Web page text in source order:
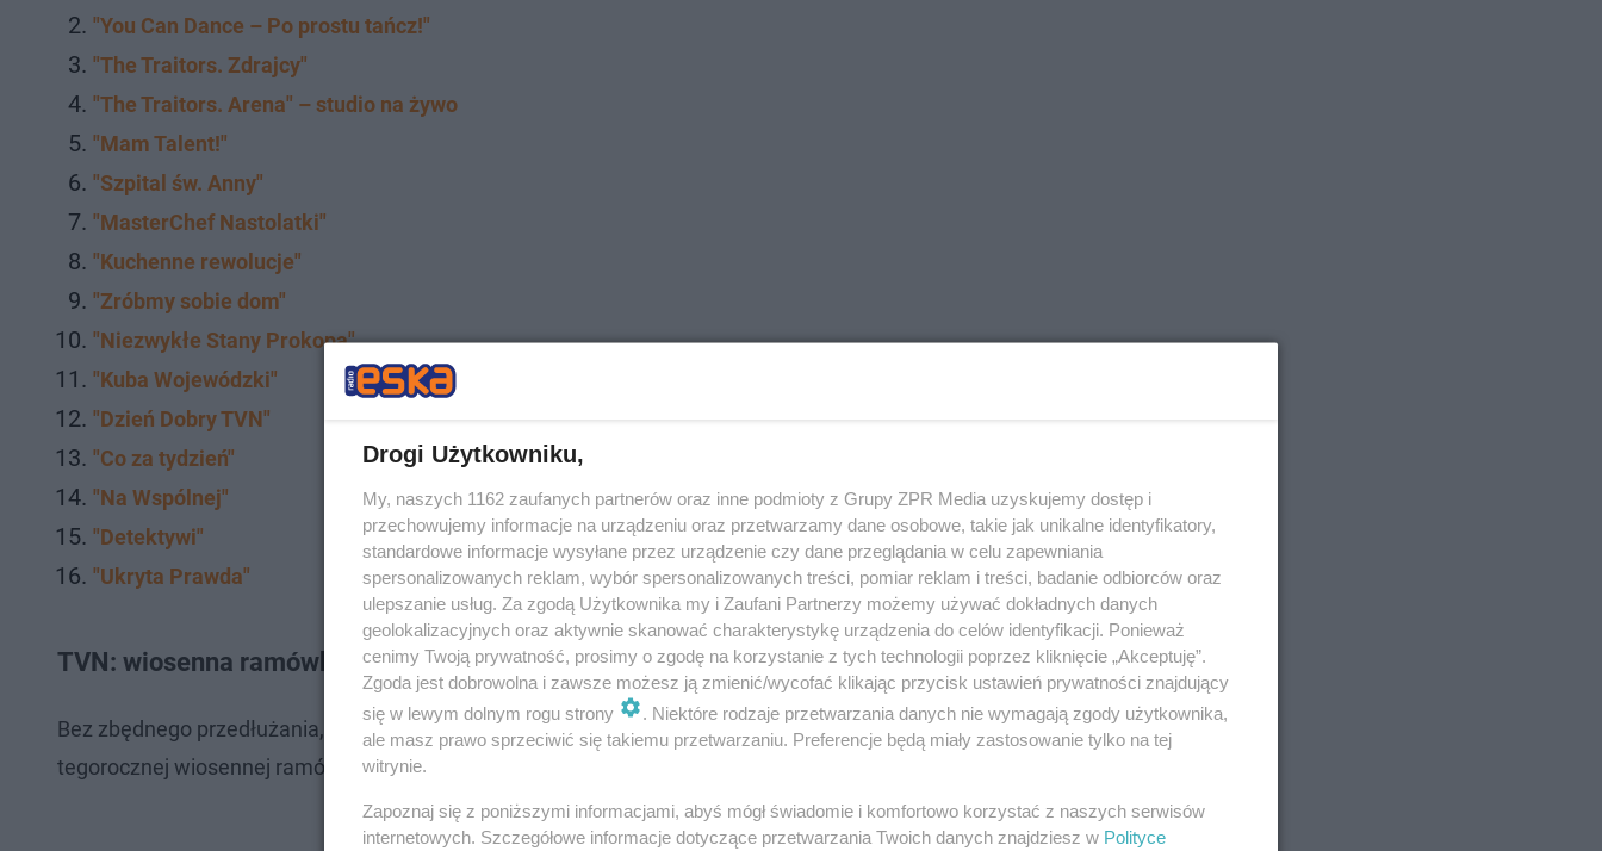
"You Can Dance – Po prostu tańcz!"
"The Traitors. Zdrajcy"
"The Traitors. Arena" – studio na żywo
"Mam Talent!"
"Szpital św. Anny"
"MasterChef Nastolatki"
"Kuchenne rewolucje"
"Zróbmy sobie dom"
"Niezwykłe Stany Prokopa"
"Kuba Wojewódzki"
"Dzień Dobry TVN"
"Co za tydzień"
"Na Wspólnej"
"Detektywi"
"Ukryta Prawda"
TVN: wiosenna ramówka 2025
Bez zbędnego przedłużania, poniżej zamieszczamy rozpiskę programów i seriali wchodzących w skład
tegorocznej wiosennej ramówki TVN.
Drogi Użytkowniku,
My, naszych 1162 zaufanych partnerów oraz inne podmioty z Grupy ZPR Media uzyskujemy dostęp i
przechowujemy informacje na urządzeniu oraz przetwarzamy dane osobowe, takie jak unikalne identyfikatory,
standardowe informacje wysyłane przez urządzenie czy dane przeglądania w celu zapewniania
spersonalizowanych reklam, wybór spersonalizowanych treści, pomiar reklam i treści, badanie odbiorców oraz
ulepszanie usług. Za zgodą Użytkownika my i Zaufani Partnerzy możemy używać dokładnych danych
geolokalizacyjnych oraz aktywnie skanować charakterystykę urządzenia do celów identyfikacji. Ponieważ
cenimy Twoją prywatność, prosimy o zgodę na korzystanie z tych technologii poprzez kliknięcie „Akceptuję”.
Zgoda jest dobrowolna i zawsze możesz ją zmienić/wycofać klikając przycisk ustawień prywatności znajdujący
się w lewym dolnym rogu strony
. Niektóre rodzaje przetwarzania danych nie wymagają zgody użytkownika,
ale masz prawo sprzeciwić się takiemu przetwarzaniu. Preferencje będą miały zastosowanie tylko na tej
witrynie.
Zapoznaj się z poniższymi informacjami, abyś mógł świadomie i komfortowo korzystać z naszych serwisów
internetowych. Szczegółowe informacje dotyczące przetwarzania Twoich danych znajdziesz w Polityce